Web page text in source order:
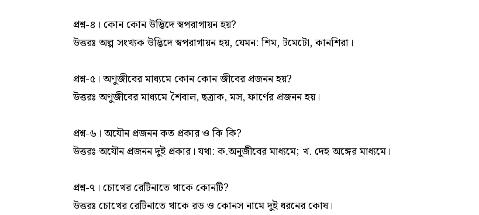
প্রশ্ন-৪। কোন কোন উদ্ভিদে স্বপরাগায়ন হয়?
উত্তরঃ অল্প সংখ্যক উদ্ভিদে স্বপরাগায়ন হয়, যেমন: শিম, টমেটো, কানশিরা।
প্রশ্ন-৫। অণুজীবের মাধ্যমে কোন কোন জীবের প্রজনন হয়?
উত্তরঃ অণুজীবের মাধ্যমে শৈবাল, ছত্রাক, মস, ফার্ণের প্রজনন হয়।
প্রশ্ন-৬। অযৌন প্রজনন কত প্রকার ও কি কি?
উত্তরঃ অযৌন প্রজনন দুই প্রকার। যথা: ক.অনুজীবের মাধ্যমে; খ. দেহ অঙ্গের মাধ্যমে।
প্রশ্ন-৭। চোখের রেটিনাতে থাকে কোনটি?
উত্তরঃ চোখের রেটিনাতে থাকে রড ও কোনস নামে দুই ধরনের কোষ।